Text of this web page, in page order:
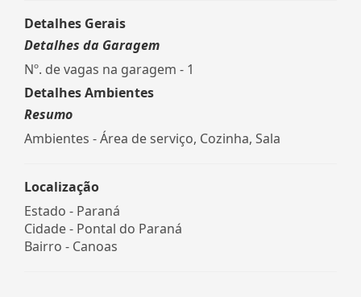
Detalhes Gerais
Detalhes da Garagem
Nº. de vagas na garagem - 1
Detalhes Ambientes
Resumo
Ambientes - Área de serviço, Cozinha, Sala
Localização
Estado - Paraná
Cidade - Pontal do Paraná
Bairro - Canoas